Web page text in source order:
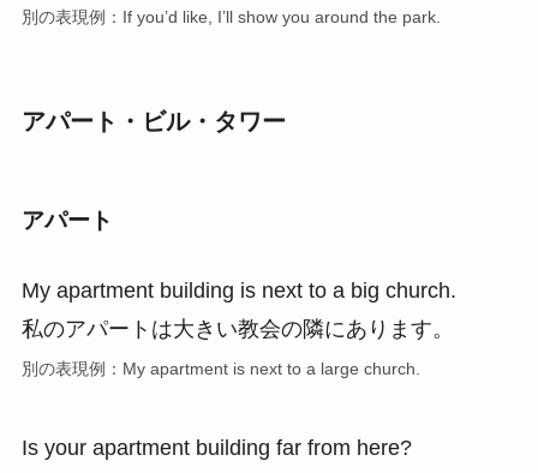
別の表現例：If you’d like, I’ll show you around the park.
アパート・ビル・タワー
アパート
My apartment building is next to a big church.
私のアパートは大きい教会の隣にあります。
別の表現例：My apartment is next to a large church.
Is your apartment building far from here?